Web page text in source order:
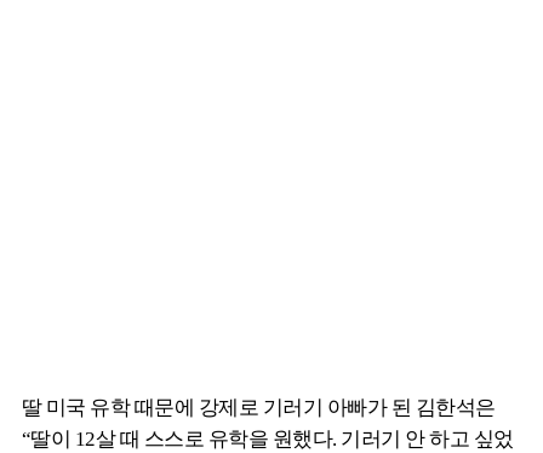
딸 미국 유학 때문에 강제로 기러기 아빠가 된 김한석은
“딸이 12살 때 스스로 유학을 원했다. 기러기 안 하고 싶었